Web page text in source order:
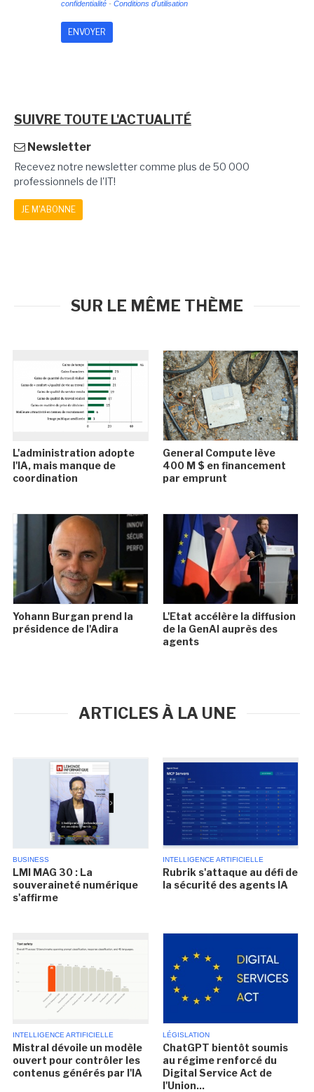
confidentialité- Conditions d'utilisation
SUIVRE TOUTE L'ACTUALITÉ
Newsletter
Recevez notre newsletter comme plus de 50 000
professionnels de l'IT!
JE M'ABONNE
SUR LE MÊME THÈME
L'administration adopte
l'IA, mais manque de
coordination
General Compute lève
400 M $ en financement
par emprunt
Yohann Burgan prend la
présidence de l'Adira
L'Etat accélère la diffusion
de la GenAI auprès des
agents
ARTICLES À LA UNE
BUSINESS
LMI MAG 30 : La
souveraineté numérique
s'affirme
INTELLIGENCE ARTIFICIELLE
Rubrik s'attaque au défi de
la sécurité des agents IA
INTELLIGENCE ARTIFICIELLE
Mistral dévoile un modèle
ouvert pour contrôler les
contenus générés par l'IA
LÉGISLATION
ChatGPT bientôt soumis
au régime renforcé du
Digital Service Act de
l'Union...